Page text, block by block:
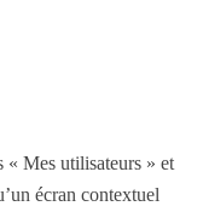
« Mes utilisateurs » et
écran contextuel